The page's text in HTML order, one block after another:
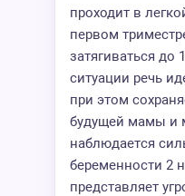
проходит в
первом
затягиваться до
ситуации речь
при этом
будущей мамы и
наблюдается
беременности 2
представляет